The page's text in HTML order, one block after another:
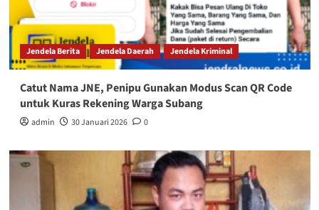
Jendela Berita Jendela Daerah Jendela Kriminal
Catut Nama JNE, Penipu Gunakan Modus Scan QR Code
untuk Kuras Rekening Warga Subang
admin 30 Januari 2026 0